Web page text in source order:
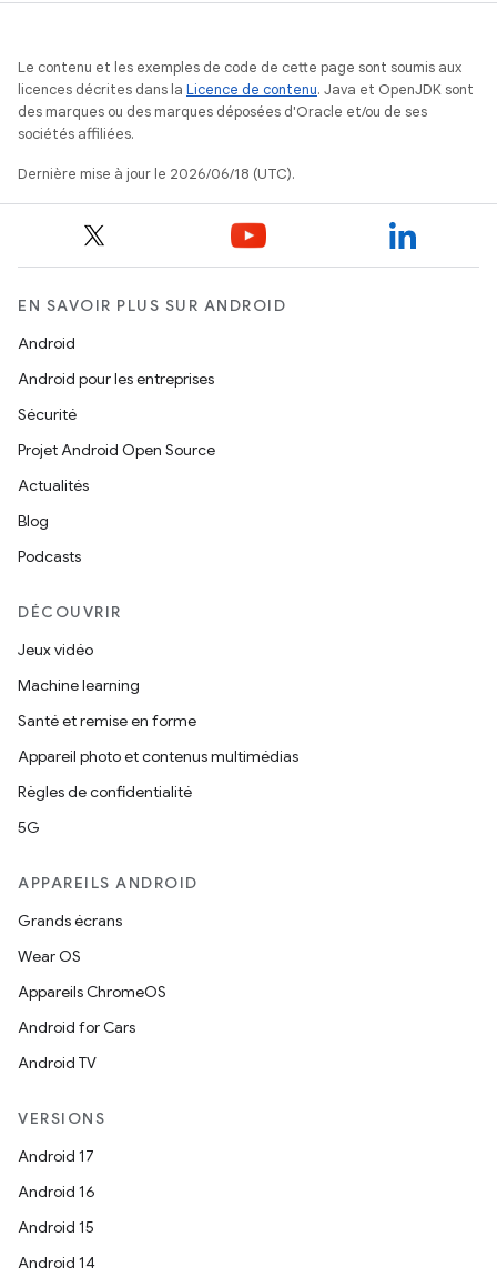
Le contenu et les exemples de code de cette page sont soumis aux
licences décrites dans la Licence de contenu. Java et OpenJDK sont
des marques ou des marques déposées d'Oracle et/ou de ses
sociétés affiliées.
Dernière mise à jour le 2026/06/18 (UTC).
EN SAVOIR PLUS SUR ANDROID
Android
Android pour les entreprises
Sécurité
Projet Android Open Source
Actualités
Blog
Podcasts
DÉCOUVRIR
Jeux vidéo
Machine learning
Santé et remise en forme
Appareil photo et contenus multimédias
Règles de confidentialité
5G
APPAREILS ANDROID
Grands écrans
Wear OS
Appareils ChromeOS
Android for Cars
Android TV
VERSIONS
Android 17
Android 16
Android 15
Android 14